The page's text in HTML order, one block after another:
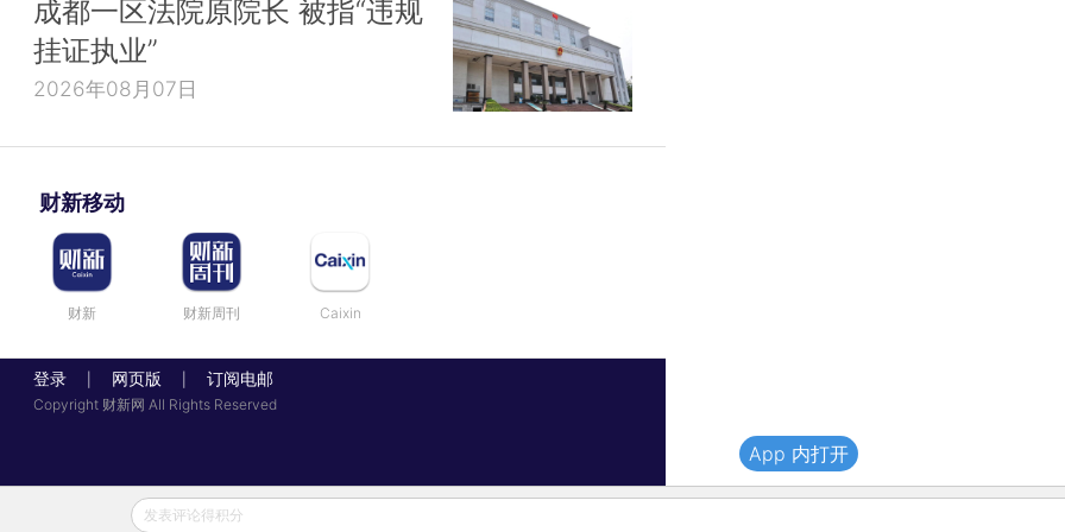
成都一区法院原院长 被指“违规
挂证执业”
2026年08月07日
财新移动
财新 财新周刊 Caixin
登录 网页版 订阅电邮
Copyright 财新网 All Rights Reserved
发表评论得积分
App 内打开